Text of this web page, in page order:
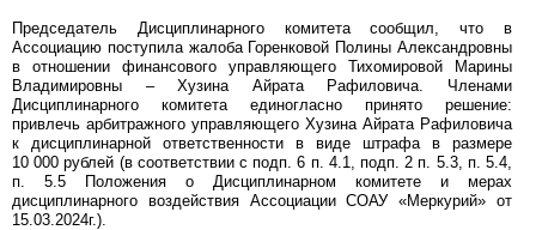
Председатель Дисциплинарного комитета сообщил, что в
Ассоциацию поступила жалоба Горенковой Полины Александровны
в отношении финансового управляющего Тихомировой Марины
Владимировны – Хузина Айрата Рафиловича. Членами
Дисциплинарного комитета единогласно принято решение:
привлечь арбитражного управляющего Хузина Айрата Рафиловича
к дисциплинарной ответственности в виде штрафа в размере
10 000 рублей (в соответствии с подп. 6 п. 4.1, подп. 2 п. 5.3, п. 5.4,
п. 5.5 Положения о Дисциплинарном комитете и мерах
дисциплинарного воздействия Ассоциации СОАУ «Меркурий» от
15.03.2024г.).